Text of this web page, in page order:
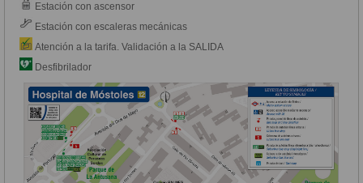
Estación con ascensor
Estación con escaleras mecánicas
Atención a la tarifa. Validación a la SALIDA
Desfibrilador